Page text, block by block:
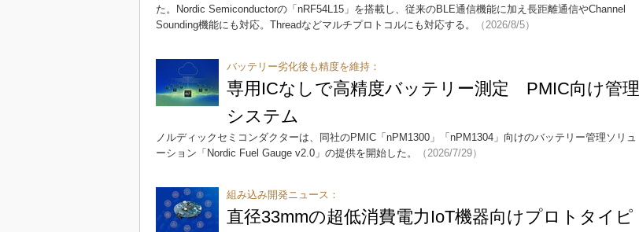
た。Nordic Semiconductorの「nRF54L15」を搭載し、従来のBLE通信機能に加え長距離通信やChannel
Sounding機能にも対応。Threadなどマルチプロトコルにも対応する。
（2026/8/5）
バッテリー劣化後も精度を維持：
専用ICなしで高精度バッテリー測定 PMIC向け管理
システム
ノルディックセミコンダクターは、同社のPMIC「nPM1300」「nPM1304」向けのバッテリー管理ソリュ
ーション「Nordic Fuel Gauge v2.0」の提供を開始した。
（2026/7/29）
組み込み開発ニュース：
直径33mmの超低消費電力IoT機器向けプロトタイピ